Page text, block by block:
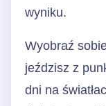
wyniku.
Wyobraź
jeździsz z
dni na